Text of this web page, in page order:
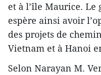
et à l’île Maurice. Le
espère ainsi avoir
des projets de
Vietnam et à Hanoi
Selon Narayan M.